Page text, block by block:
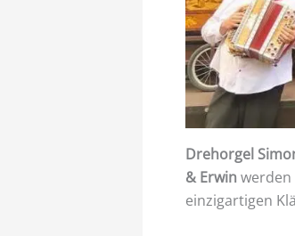
Drehorgel
& Erwin werden
einzigartigen